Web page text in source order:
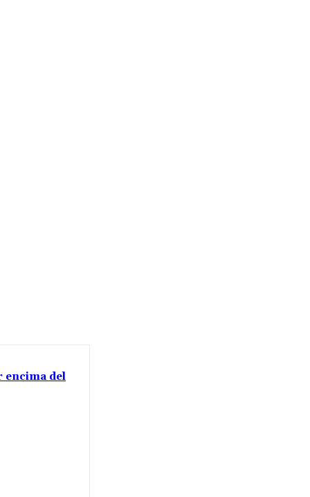
encima del